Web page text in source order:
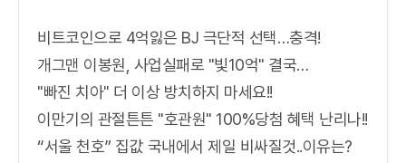
비트코인으로 4억잃은 BJ 극단적 선택…충격!
개그맨 이봉원, 사업실패로 "빛10억" 결국…
"빠진 치아" 더 이상 방치하지 마세요!!
이만기의 관절튼튼 "호관원" 100%당첨 혜택 난리나!!
“서울 천호” 집값 국내에서 제일 비싸질것..이유는?